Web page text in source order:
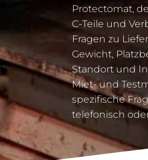
Protectomat,
C-Teile und
Fragen zu
Gewicht,
Standort und
Miet- und
spezifische
telefonisch